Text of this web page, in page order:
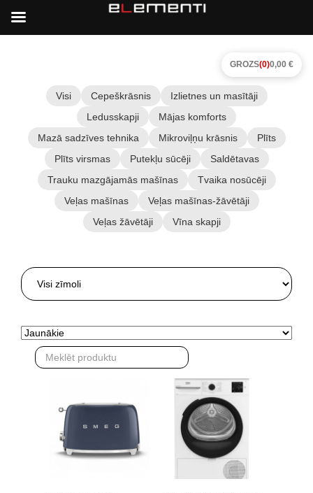
Visi Cepeškrāsnis
Izlietnes un masītāji
Ledusskapji
Mājas komforts
Mazā sadzīves tehnika
Mikroviļņu krāsnis
Plīts
Plīts virsmas
Putekļu sūcēji
Saldētavas
Trauku mazgājamās mašīnas
Tvaika nosūcēji
Veļas mašīnas
Veļas mašīnas-žāvētāji
Veļas žāvētāji
Vīna skapji
GROZS(0)0,00 €